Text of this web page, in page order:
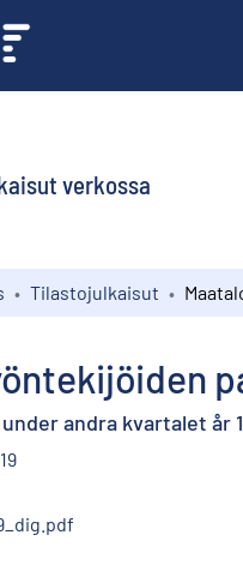
verkossa
Tilastojulkaisut
andra kvartalet år